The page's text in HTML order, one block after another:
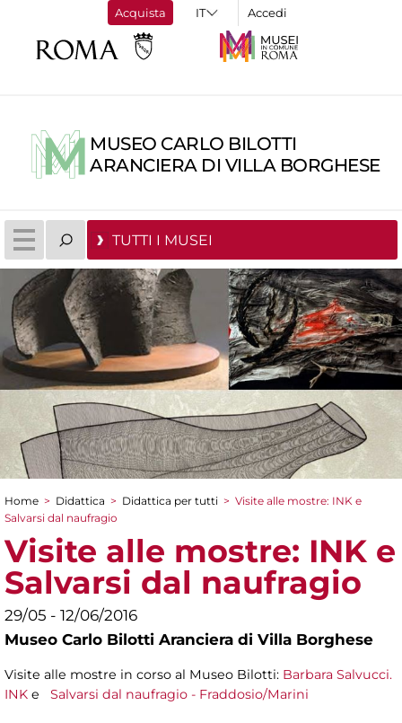
Acquista Accedi
MUSEO CARLO BILOTTI
ARANCIERA DI VILLA BORGHESE
TUTTI I MUSEI
Tu sei qui
Home > Didattica > Didattica per tutti > Visite alle mostre: INK e
Salvarsi dal naufragio
Visite alle mostre: INK e
Salvarsi dal naufragio
29/05 - 12/06/2016
Museo Carlo Bilotti Aranciera di Villa Borghese
Visite alle mostre in corso al Museo Bilotti: Barbara Salvucci.
INK e Salvarsi dal naufragio - Fraddosio/Marini